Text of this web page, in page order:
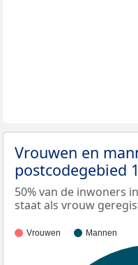
Vrouwen en
postcodegebied
50% van de inwoners
staat als vrouw
Vrouwen Mannen